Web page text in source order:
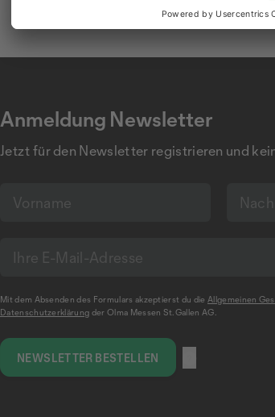
Anmeldung Newsletter
Jetzt für den Newsletter registrieren und
Mit dem Absenden des Formulars akzeptierst du die Allgemeinen
Datenschutzerklärung der Olma Messen St.Gallen AG.
NEWSLETTER BESTELLEN